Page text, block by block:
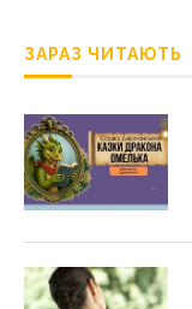
ЗАРАЗ ЧИТАЮТЬ